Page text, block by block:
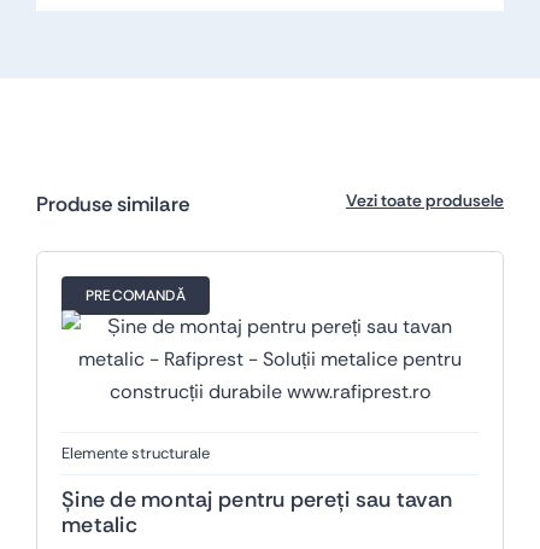
Produse similare Vezi toate produsele
PRECOMANDĂ
Elemente structurale
Șine de montaj pentru pereți sau tavan
metalic